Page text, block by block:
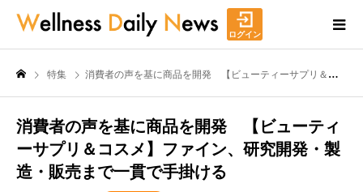
ログイン
特集 消費者の声を基に商品を開発 【ビューティーサプリ＆コスメ】ファイン、研究開発・製造・販売まで一貫で手掛ける
消費者の声を基に商品を開発 【ビューティ
ーサプリ＆コスメ】ファイン、研究開発・製
造・販売まで一貫で手掛ける